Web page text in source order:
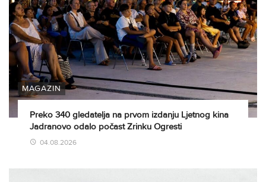
MAGAZIN
Preko 340 gledatelja na prvom izdanju Ljetnog kina
Jadranovo odalo počast Zrinku Ogresti
04.08.2026